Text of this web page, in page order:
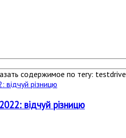
содержимое по тегу: testdrive
відчуй різницю